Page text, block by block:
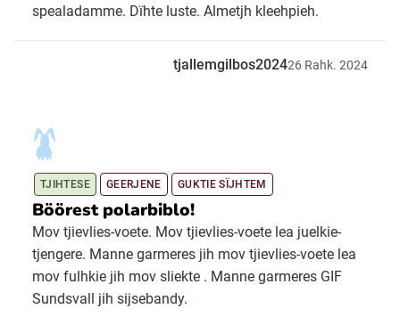
spealadamme. Dïhte luste. Almetjh kleehpieh.
tjallemgilbos202426 Rahk. 2024
TJIHTESE GEERJENE GUKTIE SÏJHTEM
Böörest polarbiblo!
Mov tjievlies-voete. Mov tjievlies-voete lea juelkie-
tjengere. Manne garmeres jih mov tjievlies-voete lea
mov fulhkie jih mov sliekte . Manne garmeres GIF
Sundsvall jih sijsebandy.